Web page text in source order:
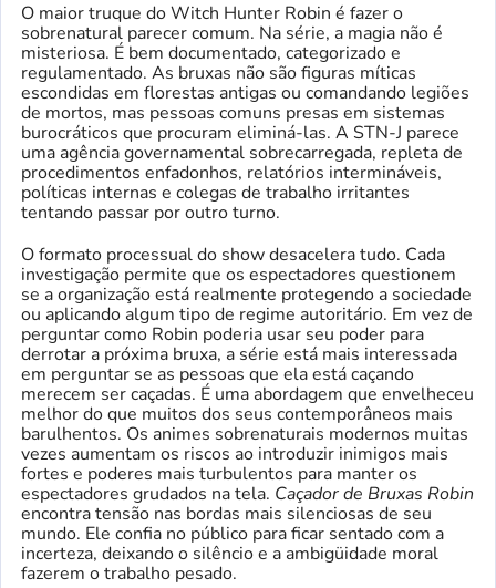
O maior truque do Witch Hunter Robin é fazer o
sobrenatural parecer comum. Na série, a magia não é
misteriosa. É bem documentado, categorizado e
regulamentado. As bruxas não são figuras míticas
escondidas em florestas antigas ou comandando legiões
de mortos, mas pessoas comuns presas em sistemas
burocráticos que procuram eliminá-las. A STN-J parece
uma agência governamental sobrecarregada, repleta de
procedimentos enfadonhos, relatórios intermináveis,
políticas internas e colegas de trabalho irritantes
tentando passar por outro turno.
O formato processual do show desacelera tudo. Cada
investigação permite que os espectadores questionem
se a organização está realmente protegendo a sociedade
ou aplicando algum tipo de regime autoritário. Em vez de
perguntar como Robin poderia usar seu poder para
derrotar a próxima bruxa, a série está mais interessada
em perguntar se as pessoas que ela está caçando
merecem ser caçadas. É uma abordagem que envelheceu
melhor do que muitos dos seus contemporâneos mais
barulhentos. Os animes sobrenaturais modernos muitas
vezes aumentam os riscos ao introduzir inimigos mais
fortes e poderes mais turbulentos para manter os
espectadores grudados na tela. Caçador de Bruxas Robin
encontra tensão nas bordas mais silenciosas de seu
mundo. Ele confia no público para ficar sentado com a
incerteza, deixando o silêncio e a ambigüidade moral
fazerem o trabalho pesado.